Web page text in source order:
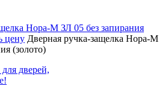
Нора-М ЗЛ 05 без запирания
цену Дверная ручка-защелка Нора-М
(золото)
дверей,